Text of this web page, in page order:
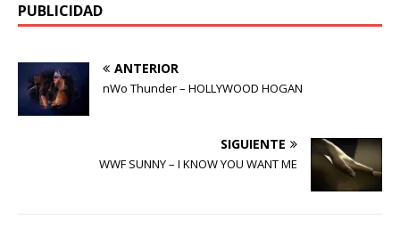
PUBLICIDAD
ANTERIOR
nWo Thunder – HOLLYWOOD HOGAN
SIGUIENTE
WWF SUNNY – I KNOW YOU WANT ME